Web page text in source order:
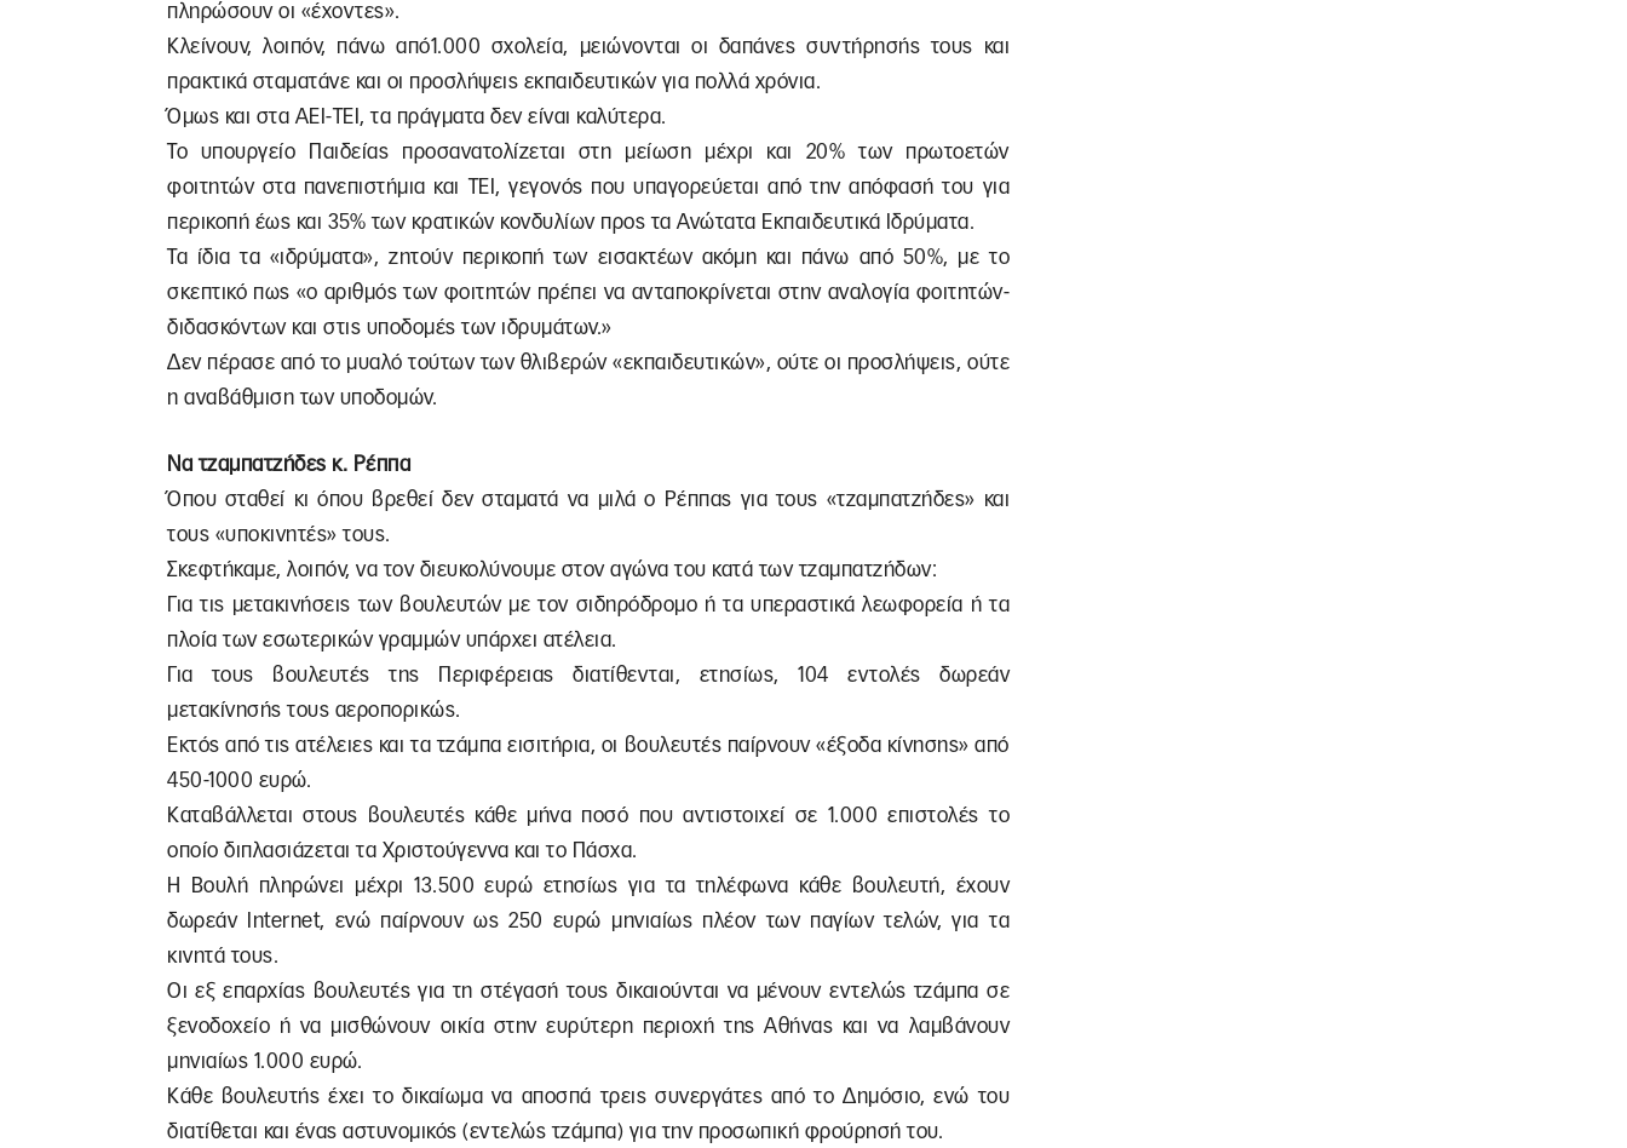
πληρώσουν οι «έχοντες».
Κλείνουν, λοιπόν, πάνω από1.000 σχολεία, μειώνονται οι δαπάνες συντήρησής τους και
πρακτικά σταματάνε και οι προσλήψεις εκπαιδευτικών για πολλά χρόνια.
Όμως και στα ΑΕΙ-ΤΕΙ, τα πράγματα δεν είναι καλύτερα.
Το υπουργείο Παιδείας προσανατολίζεται στη μείωση μέχρι και 20% των πρωτοετών
φοιτητών στα πανεπιστήμια και ΤΕΙ, γεγονός που υπαγορεύεται από την απόφασή του για
περικοπή έως και 35% των κρατικών κονδυλίων προς τα Ανώτατα Εκπαιδευτικά Ιδρύματα.
Τα ίδια τα «ιδρύματα», ζητούν περικοπή των εισακτέων ακόμη και πάνω από 50%, με το
σκεπτικό πως «ο αριθμός των φοιτητών πρέπει να ανταποκρίνεται στην αναλογία φοιτητών-
διδασκόντων και στις υποδομές των ιδρυμάτων.»
Δεν πέρασε από το μυαλό τούτων των θλιβερών «εκπαιδευτικών», ούτε οι προσλήψεις, ούτε
η αναβάθμιση των υποδομών.
Να τζαμπατζήδες κ. Ρέππα
Όπου σταθεί κι όπου βρεθεί δεν σταματά να μιλά ο Ρέππας για τους «τζαμπατζήδες» και
τους «υποκινητές» τους.
Σκεφτήκαμε, λοιπόν, να τον διευκολύνουμε στον αγώνα του κατά των τζαμπατζήδων:
Για τις μετακινήσεις των βουλευτών με τον σιδηρόδρομο ή τα υπεραστικά λεωφορεία ή τα
πλοία των εσωτερικών γραμμών υπάρχει ατέλεια.
Για τους βουλευτές της Περιφέρειας διατίθενται, ετησίως, 104 εντολές δωρεάν
μετακίνησής τους αεροπορικώς.
Εκτός από τις ατέλειες και τα τζάμπα εισιτήρια, οι βουλευτές παίρνουν «έξοδα κίνησης» από
450-1000 ευρώ.
Καταβάλλεται στους βουλευτές κάθε μήνα ποσό που αντιστοιχεί σε 1.000 επιστολές το
οποίο διπλασιάζεται τα Χριστούγεννα και το Πάσχα.
Η Βουλή πληρώνει μέχρι 13.500 ευρώ ετησίως για τα τηλέφωνα κάθε βουλευτή, έχουν
δωρεάν Internet, ενώ παίρνουν ως 250 ευρώ μηνιαίως πλέον των παγίων τελών, για τα
κινητά τους.
Οι εξ επαρχίας βουλευτές για τη στέγασή τους δικαιούνται να μένουν εντελώς τζάμπα σε
ξενοδοχείο ή να μισθώνουν οικία στην ευρύτερη περιοχή της Αθήνας και να λαμβάνουν
μηνιαίως 1.000 ευρώ.
Κάθε βουλευτής έχει το δικαίωμα να αποσπά τρεις συνεργάτες από το Δημόσιο, ενώ του
διατίθεται και ένας αστυνομικός (εντελώς τζάμπα) για την προσωπική φρούρησή του.